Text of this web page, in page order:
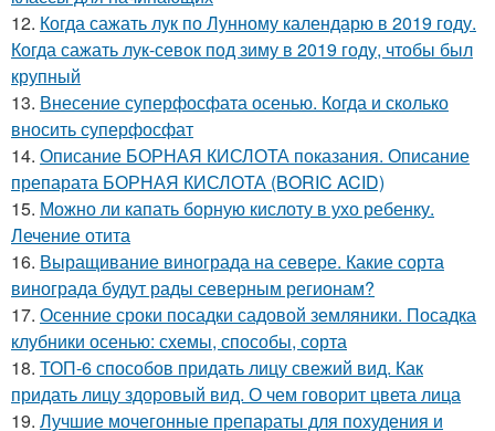
12. Когда сажать лук по Лунному календарю в 2019 году.
Когда сажать лук-севок под зиму в 2019 году, чтобы был
крупный
13. Внесение суперфосфата осенью. Когда и сколько
вносить суперфосфат
14. Описание БОРНАЯ КИСЛОТА показания. Описание
препарата БОРНАЯ КИСЛОТА (BORIC ACID)
15. Можно ли капать борную кислоту в ухо ребенку.
Лечение отита
16. Выращивание винограда на севере. Какие сорта
винограда будут рады северным регионам?
17. Осенние сроки посадки садовой земляники. Посадка
клубники осенью: схемы, способы, сорта
18. ТОП-6 способов придать лицу свежий вид. Как
придать лицу здоровый вид. О чем говорит цвета лица
19. Лучшие мочегонные препараты для похудения и